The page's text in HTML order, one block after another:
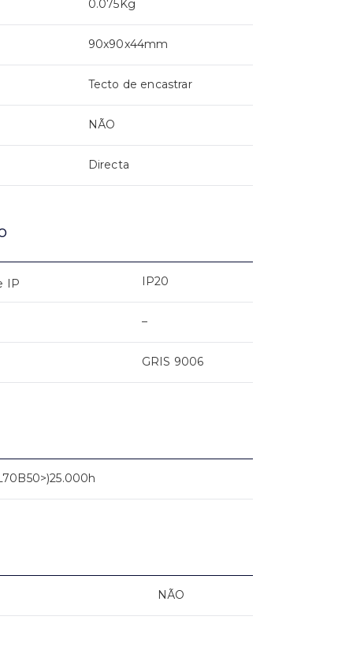
0.075Kg
90x90x44mm
Tecto de encastrar
NÃO
Directa
IP IP20
–
GRIS 9006
NÃO